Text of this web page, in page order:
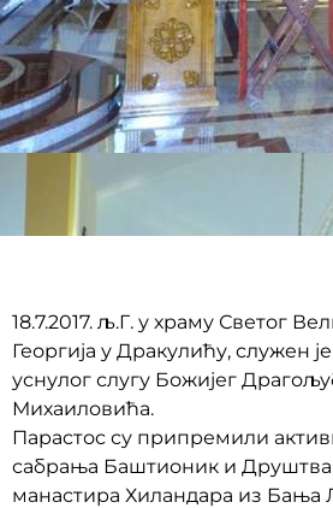
18.7.2017. љ.Г. у храму Светог
Георгија у Дракулићу, служен
уснулог слугу Божијег
Михаиловића.
Парастос су припремили
сабрања Баштионик и Друштва
манастира Хиландара из Бања